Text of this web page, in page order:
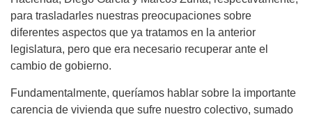
para trasladarles nuestras preocupaciones sobre
diferentes aspectos que ya tratamos en la anterior
legislatura, pero que era necesario recuperar ante el
cambio de gobierno.
Fundamentalmente, queríamos hablar sobre la importante
carencia de vivienda que sufre nuestro colectivo, sumado